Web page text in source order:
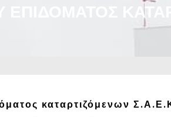
ΕΠΙΔΌΜΑΤΟΣ
καταρτιζόμενων